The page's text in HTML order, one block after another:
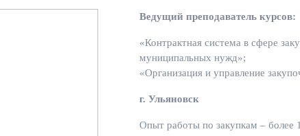
Ведущий преподаватель курсов:
«Контрактная система в сфере
муниципальных нужд»;
«Организация и управление
г. Ульяновск
Опыт работы по закупкам – более